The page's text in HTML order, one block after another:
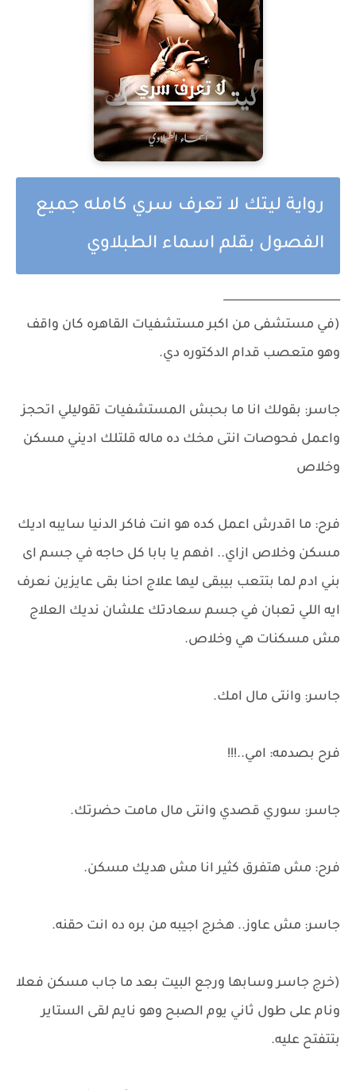
رواية ليتك لا تعرف سري كامله جميع
الفصول بقلم اسماء الطبلاوي
_____________________
(في مستشفى من اكبر مستشفيات القاهره كان واقف
وهو متعصب قدام الدكتوره دي.
جاسر: بقولك انا ما بحبش المستشفيات تقوليلي اتحجز
واعمل فحوصات انتى مخك ده ماله قلتلك اديني مسكن
وخلاص
فرح: ما اقدرش اعمل كده هو انت فاكر الدنيا سايبه اديك
مسكن وخلاص ازاي.. افهم يا بابا كل حاجه في جسم اى
بني ادم لما بتتعب بيبقى ليها علاج احنا بقى عايزين نعرف
ايه اللي تعبان في جسم سعادتك علشان نديك العلاج
مش مسكنات هي وخلاص.
جاسر: وانتى مال امك.
فرح بصدمه: امي..!!!
جاسر: سوري قصدي وانتى مال مامت حضرتك.
فرح: مش هتفرق كثير انا مش هديك مسكن.
جاسر: مش عاوز.. هخرج اجيبه من بره ده انت حقنه.
(خرج جاسر وسابها ورجع البيت بعد ما جاب مسكن فعلا
ونام على طول ثاني يوم الصبح وهو نايم لقى الستاير
بتتفتح عليه.